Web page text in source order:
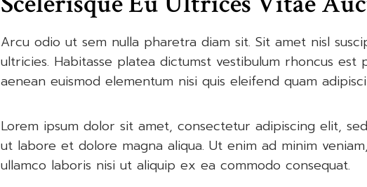
Arcu odio ut sem nulla pharetra diam sit. Sit amet nisl
ultricies. Habitasse platea dictumst vestibulum rhoncus est
aenean euismod elementum nisi quis eleifend quam
Lorem ipsum dolor sit amet, consectetur adipiscing elit,
ut labore et dolore magna aliqua. Ut enim ad minim
ullamco laboris nisi ut aliquip ex ea commodo consequat.